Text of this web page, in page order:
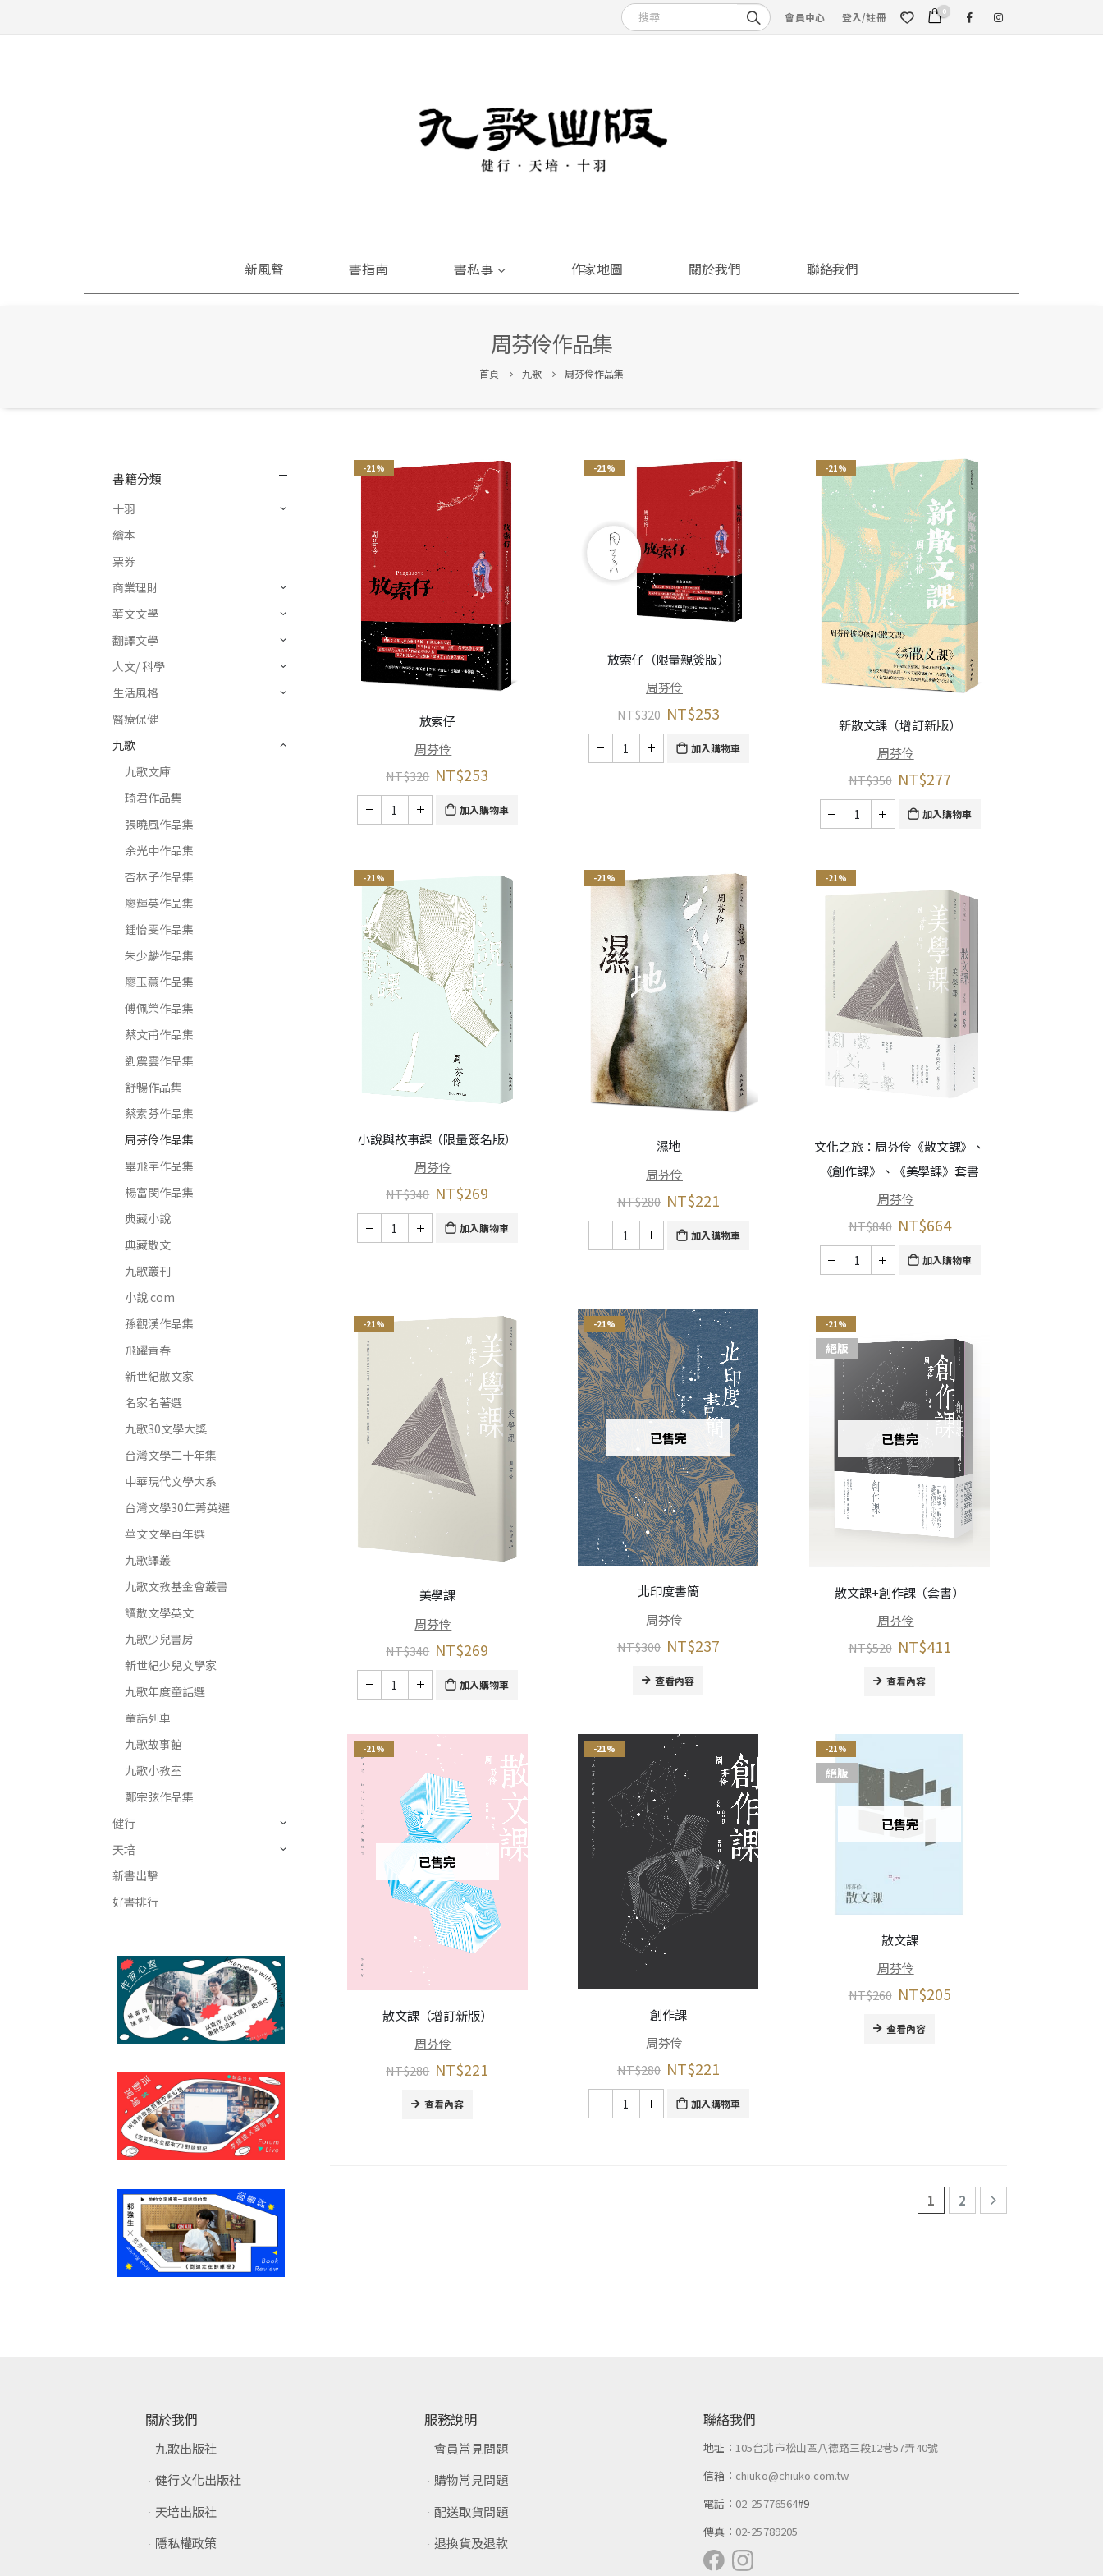
會員中心 登入/註冊 0
新風聲 書指南 書私事 作家地圖 關於我們 聯絡我們
周芬伶作品集
首頁 九歌 周芬伶作品集
-21%
放索仔
周芬伶
NT$320 NT$253
加入購物車
-21%
放索仔（限量親簽版）
周芬伶
NT$320 NT$253
加入購物車
-21%
新散文課（增訂新版）
周芬伶
NT$350 NT$277
加入購物車
-21%
小說與故事課（限量簽名版）
周芬伶
NT$340 NT$269
加入購物車
-21%
濕地
周芬伶
NT$280 NT$221
加入購物車
-21%
文化之旅：周芬伶《散文課》、
《創作課》、《美學課》套書
周芬伶
NT$840 NT$664
加入購物車
-21%
美學課
周芬伶
NT$340 NT$269
加入購物車
-21%
已售完
北印度書簡
周芬伶
NT$300 NT$237
查看內容
-21%
已售完
絕版
散文課+創作課（套書）
周芬伶
NT$520 NT$411
查看內容
-21%
已售完
散文課（增訂新版）
周芬伶
NT$280 NT$221
查看內容
-21%
創作課
周芬伶
NT$280 NT$221
加入購物車
-21%
已售完
絕版
散文課
周芬伶
NT$260 NT$205
查看內容
1 2
書籍分類
十羽
繪本
票券
商業理財
華文文學
翻譯文學
人文/ 科學
生活風格
醫療保健
九歌
九歌文庫
琦君作品集
張曉風作品集
余光中作品集
杏林子作品集
廖輝英作品集
鍾怡雯作品集
朱少麟作品集
廖玉蕙作品集
傅佩榮作品集
蔡文甫作品集
劉震雲作品集
舒暢作品集
蔡素芬作品集
周芬伶作品集
畢飛宇作品集
楊富閔作品集
典藏小說
典藏散文
九歌叢刊
小說.com
孫觀漢作品集
飛躍青春
新世紀散文家
名家名著選
九歌30文學大獎
台灣文學二十年集
中華現代文學大系
台灣文學30年菁英選
華文文學百年選
九歌譯叢
九歌文教基金會叢書
讀散文學英文
九歌少兒書房
新世紀少兒文學家
九歌年度童話選
童話列車
九歌故事館
九歌小教室
鄭宗弦作品集
健行
天培
新書出擊
好書排行
關於我們
九歌出版社
健行文化出版社
天培出版社
隱私權政策
服務說明
會員常見問題
購物常見問題
配送取貨問題
退換貨及退款
聯絡我們
地址： 105台北市松山區八德路三段12巷57弄40號
信箱： chiuko@chiuko.com.tw
電話： 02-25776564#9
傳真： 02-25789205